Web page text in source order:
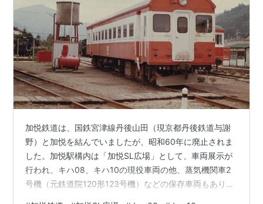
加悦鉄道は、国鉄宮津線丹後山田（現京都丹後鉄道与謝
野）と加悦を結んでいましたが、昭和60年に廃止されま
した。加悦駅構内は「加悦SL広場」として、車両展示が
行われ、キハ08、キハ10の現役車両の他、蒸気機関車2
号機（元鉄道院120形123号機）などの保存車両もありま